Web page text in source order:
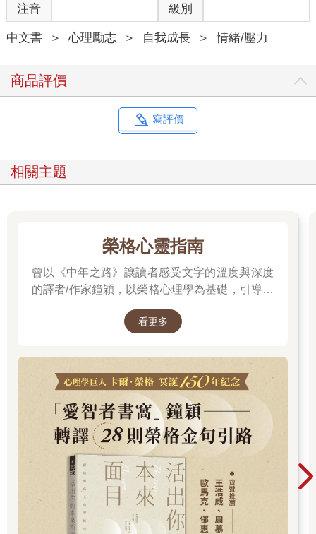
因為小時候遭遇到了那件事，所以長大以後一直快樂不起來。
因為是在單親家庭長大，所以自己也不敢結婚。
因為悲傷，所以哭了。
真的。
心情當然會產生行為，但反過來，行為也可以產生心情。
電影《鐵達尼號》，相戀的二人在船頭相擁，男生對天空大喊：
更不是。
但站在那樣的船頭上，襯著那樣的天、擁著那樣的愛，誰會不覺
先笑，然後感到快樂。
先搬重物，然後感到有力量。
先用力的活，然後愛自己的人生。
個無聊透頂的什麼狀元，才把老媽從塔底救出來。
拜託，白蛇根本贏到不行好嗎？
怎麼精彩的人生，也不過如此了。
白蛇壓在塔底的歲月，應該有哭的時候，有笑的時候，有嘆息的
時候，有眼睛發光、熱
血沸騰的時候。
不會老是要先進入狀況，才帶動我們去做什麼，我們活著，活著
就是會去做這個又做那
個，然後感受那些行為帶給我們的心情。
因為想要成功，而用盡全力的去做事，這是常見的勵志故事。
因為用盡全力的去做事，而感覺到了成功，這是我相信的勵志故
注音 級別
中文書 ＞ 心理勵志 ＞ 自我成長 ＞ 情緒/壓力
商品評價
寫評價
相關主題
榮格心靈指南
曾以《中年之路》讓讀者感受文字的溫度與深度
的譯者/作家鐘穎，以榮格心理學為基礎，引導你
間，你是否忘了真正的自己？文字溫柔卻不逃避
的自己……想知道如何開始這段心靈旅程嗎？
看更多